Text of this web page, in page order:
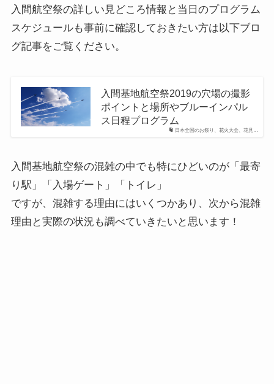
入間航空祭の詳しい見どころ情報と当日のプログラム
スケジュールも事前に確認しておきたい方は以下ブロ
グ記事をご覧ください。
日本全国のお祭り、花火大会、花見…
入間基地航空祭2019の穴場の撮影
ポイントと場所やブルーインパル
ス日程プログラム
入間基地航空祭の混雑の中でも特にひどいのが「最寄
り駅」「入場ゲート」「トイレ」
ですが、混雑する理由にはいくつかあり、次から混雑
理由と実際の状況も調べていきたいと思います！